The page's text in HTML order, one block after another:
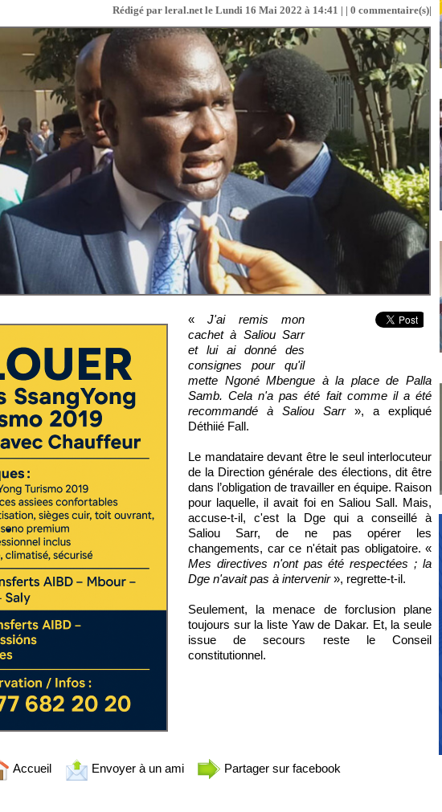
Rédigé par leral.net le Lundi 16 Mai 2022 à 14:41 | | 0 commentaire(s)|
« J'ai remis mon
cachet à Saliou Sarr
et lui ai donné des
consignes pour qu'il
mette Ngoné Mbengue à la place de Palla
Samb. Cela n'a pas été fait comme il a été
recommandé à Saliou Sarr », a expliqué
Déthiié Fall.
Le mandataire devant être le seul interlocuteur
de la Direction générale des élections, dit être
dans l’obligation de travailler en équipe. Raison
pour laquelle, il avait foi en Saliou Sall. Mais,
accuse-t-il, c'est la Dge qui a conseillé à
Saliou Sarr, de ne pas opérer les
changements, car ce n'était pas obligatoire. «
Mes directives n'ont pas été respectées ; la
Dge n'avait pas à intervenir», regrette-t-il.
Seulement, la menace de forclusion plane
toujours sur la liste Yaw de Dakar. Et, la seule
issue de secours reste le Conseil
constitutionnel.
Accueil Envoyer à un ami Partager sur facebook